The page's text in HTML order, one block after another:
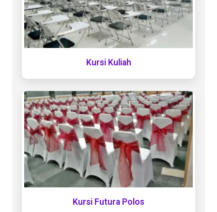
Kursi Kuliah
Kursi Futura Polos